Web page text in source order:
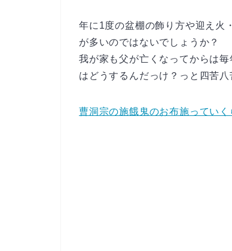
年に1度の盆棚の飾り方や迎え火
が多いのではないでしょうか？
我が家も父が亡くなってからは
はどうするんだっけ？っと四苦
曹洞宗の施餓鬼のお布施ってい